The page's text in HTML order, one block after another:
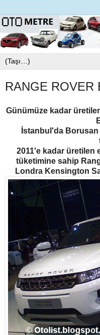
RANGE ROVER
Günümüze kadar
İstanbul'da
2011'e kadar üretilen
tüketimine sahip
Londra Kensington